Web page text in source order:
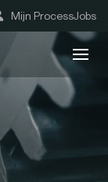
Mijn ProcessJobs